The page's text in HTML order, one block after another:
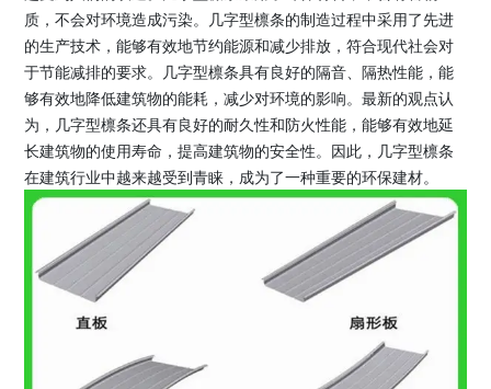
质，不会对环境造成污染。几字型檩条的制造过程中采用了先进
的生产技术，能够有效地节约能源和减少排放，符合现代社会对
于节能减排的要求。几字型檩条具有良好的隔音、隔热性能，能
够有效地降低建筑物的能耗，减少对环境的影响。最新的观点认
为，几字型檩条还具有良好的耐久性和防火性能，能够有效地延
长建筑物的使用寿命，提高建筑物的安全性。因此，几字型檩条
在建筑行业中越来越受到青睐，成为了一种重要的环保建材。